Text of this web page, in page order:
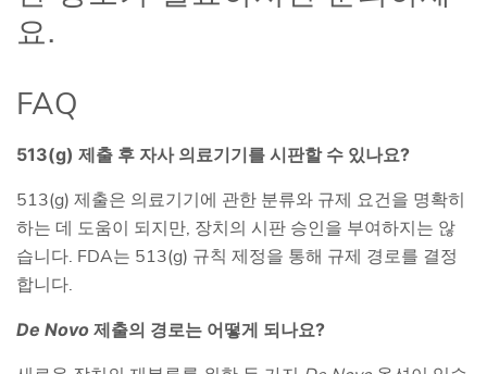
요.
FAQ
513(g) 제출 후 자사 의료기기를 시판할 수 있나요?
513(g) 제출은 의료기기에 관한 분류와 규제 요건을 명확히
하는 데 도움이 되지만, 장치의 시판 승인을 부여하지는 않
습니다. FDA는 513(g) 규칙 제정을 통해 규제 경로를 결정
합니다.
De Novo 제출의 경로는 어떻게 되나요?